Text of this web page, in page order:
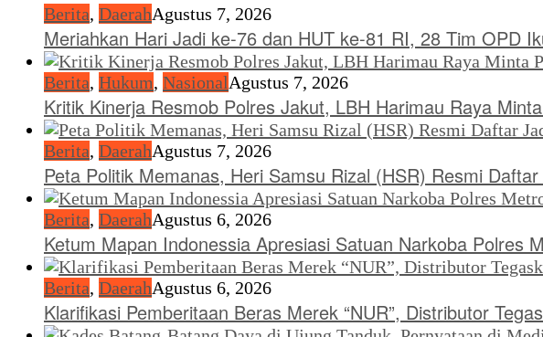
Berita, DaerahAgustus 7, 2026
Meriahkan Hari Jadi ke-76 dan HUT ke-81 RI, 28 Tim OPD
Berita, Hukum, NasionalAgustus 7, 2026
Kritik Kinerja Resmob Polres Jakut, LBH Harimau Raya
Berita, DaerahAgustus 7, 2026
Peta Politik Memanas, Heri Samsu Rizal (HSR) Resmi
Berita, DaerahAgustus 6, 2026
Ketum Mapan Indonessia Apresiasi Satuan Narkoba Polres
Berita, DaerahAgustus 6, 2026
Klarifikasi Pemberitaan Beras Merek “NUR”, Distributor